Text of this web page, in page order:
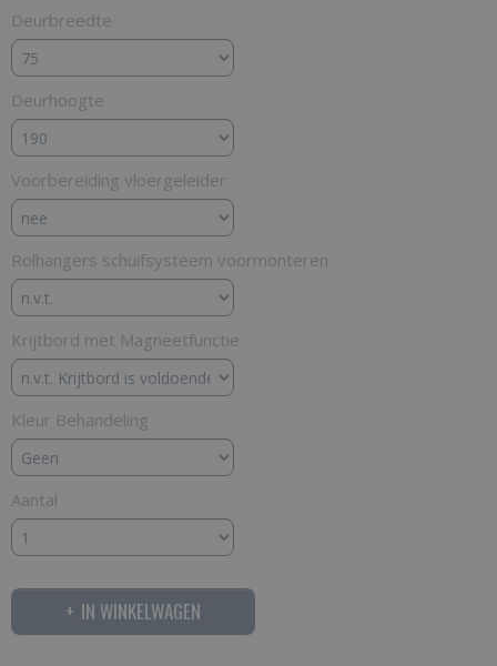
Deurbreedte
Deurhoogte
Voorbereiding vloergeleider
Rolhangers schuifsysteem voormonteren
Krijtbord met Magneetfunctie
Kleur Behandeling
Aantal
IN WINKELWAGEN